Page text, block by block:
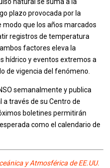
plazo provocada por la
que los años marcados
registros de temperatura
factores eleva la
hídrico y eventos extremos a
de vigencia del fenómeno.
semanalmente y publica
través de su Centro de
boletines permitirán
como el calendario de
y Atmosférica de EE.UU.